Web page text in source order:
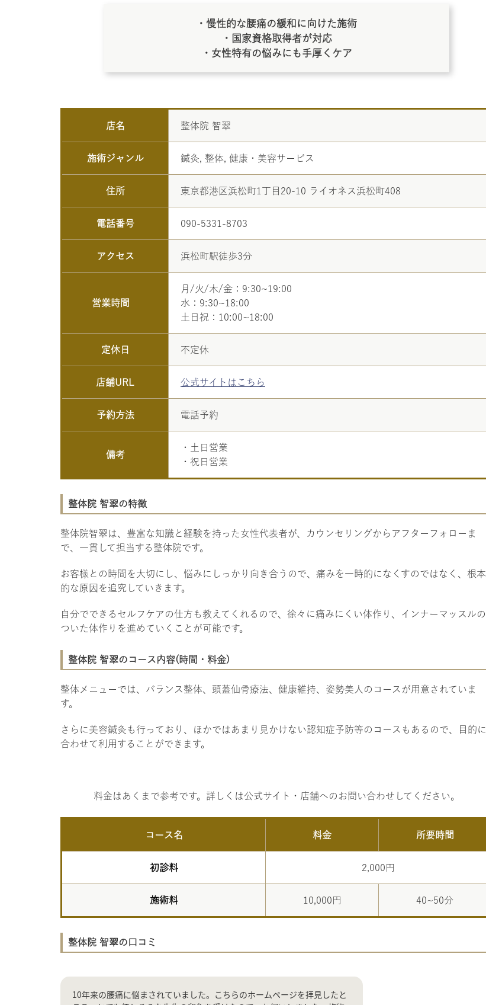
・慢性的な腰痛の緩和に向けた施術
・国家資格取得者が対応
・女性特有の悩みにも手厚くケア
店名 整体院 智翠
施術ジャンル 鍼灸, 整体, 健康・美容サービス
住所 東京都港区浜松町1丁目20-10 ライオネス浜松町408
電話番号 090-5331-8703
アクセス 浜松町駅徒歩3分
営業時間
月/火/木/金：9:30~19:00
水：9:30~18:00
土日祝：10:00~18:00
定休日 不定休
店舗URL 公式サイトはこちら
予約方法 電話予約
備考
・土日営業
・祝日営業
整体院 智翠の特徴
整体院智翠は、豊富な知識と経験を持った女性代表者が、カウンセリングからアフターフォローま
で、一貫して担当する整体院です。
お客様との時間を大切にし、悩みにしっかり向き合うので、痛みを一時的になくすのではなく、根本
的な原因を追究していきます。
自分でできるセルフケアの仕方も教えてくれるので、徐々に痛みにくい体作り、インナーマッスルの
ついた体作りを進めていくことが可能です。
整体院 智翠のコース内容(時間・料金)
整体メニューでは、バランス整体、頭蓋仙骨療法、健康維持、姿勢美人のコースが用意されていま
す。
さらに美容鍼灸も行っており、ほかではあまり見かけない認知症予防等のコースもあるので、目的に
合わせて利用することができます。
料金はあくまで参考です。詳しくは公式サイト・店舗へのお問い合わせしてください。
コース名 料金 所要時間
初診料 2,000円
施術料 10,000円 40~50分
整体院 智翠の口コミ
10年来の腰痛に悩まされていました。こちらのホームページを拝見したと